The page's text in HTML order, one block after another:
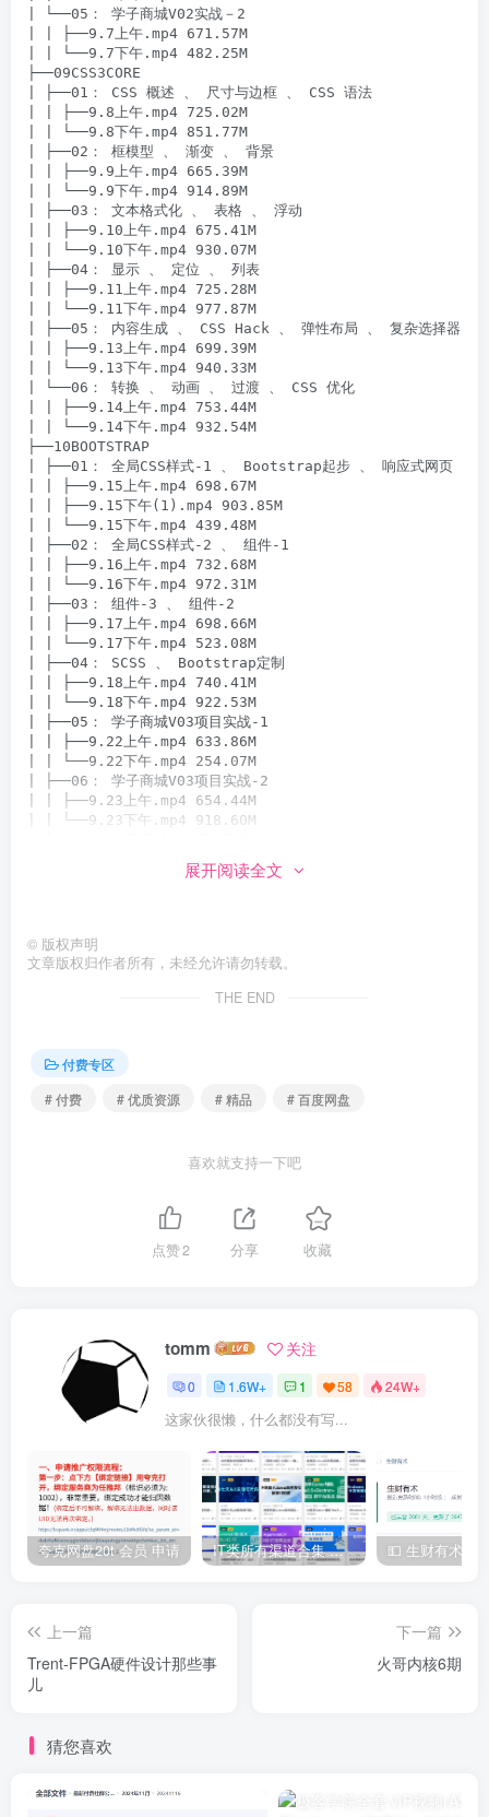
展开阅读全文
© 版权声明
文章版权归作者所有，未经允许请勿转载。
THE END
付费专区
# 付费
# 优质资源 # 精品 # 百度网盘
喜欢就支持一下吧
点赞2 分享 收藏
tomm 关注
0 1.6W+ 1 58 24W+
这家伙很懒，什么都没有写...
夸克网盘20t 会员 申请 IT类所有渠道合集 持续日更，目前近四千多条资源 年费用户微信私信获取权限
上一篇
Trent-FPGA硬件设计那些事
儿
下一篇
火哥内核6期
猜您喜欢